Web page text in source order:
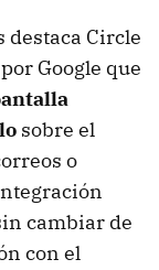
Circle
Google que
sobre el
o
cambiar de
con el